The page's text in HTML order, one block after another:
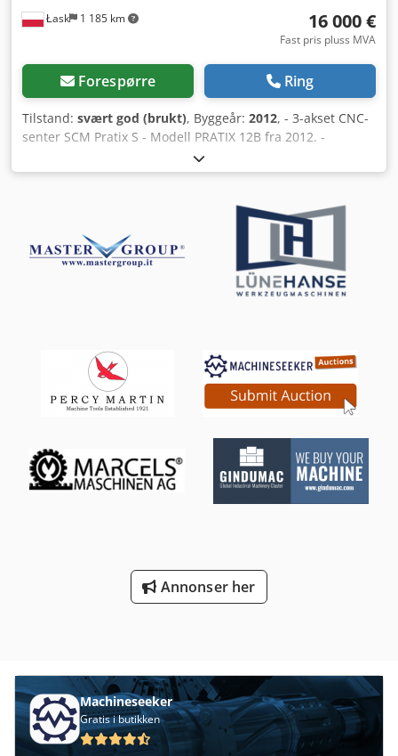
Łask 1 185 km 16 000 €
Fast pris pluss MVA
Forespørre Ring
Tilstand: svært god (brukt), Byggeår: 2012, - 3-akset CNC-
senter SCM Pratix S - Modell PRATIX 12B fra 2012. -
Arbeidsområde X, Y, Z akser: 2500x1250x150+ mm - Antall
verktøyplasser i magasinet: 8 - Maskinbord: Raster
Programvare: SCM NESTING, SCM XILOG MAESTRO -
Serienummer: AH/115920 Antall fresakser: 1 Boreaggregat:
1 - praktisk talt ubrukt Maksimal spindelhastighet: 24 000
o/min Verktøyfeste: HSK-F63 Hovedmotor: 6,6 kW Portal-
konstruksjon: Maskin med bevegelig portal
Grensesnitt for lesing av CAD-format (.dxf) Sikkerhet:
Avvisere Vekt ca. 2 500 kg Lengde: 5 900 mm Bredde: 2 790
mm Høyde: 2 190 mm Automatisk måling av verktøylengde
Annonser her
Machineseeker
Gratis i butikken